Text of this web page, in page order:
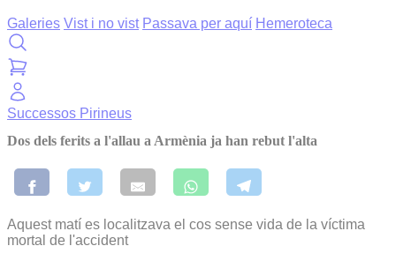
Galeries Vist i no vist Passava per aquí Hemeroteca
Successos Pirineus
Dos dels ferits a l'allau a Armènia ja han rebut l'alta
Aquest matí es localitzava el cos sense vida de la víctima
mortal de l'accident